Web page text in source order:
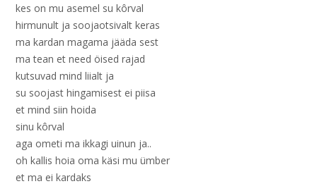
kes on mu asemel su kôrval
hirmunult ja soojaotsivalt keras
ma kardan magama jääda sest
ma tean et need öised rajad
kutsuvad mind liialt ja
su soojast hingamisest ei piisa
et mind siin hoida
sinu kôrval
aga ometi ma ikkagi uinun ja..
oh kallis hoia oma käsi mu ümber
et ma ei kardaks